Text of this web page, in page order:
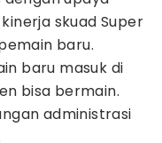
skuad Super
baru.
baru masuk di
bisa bermain.
administrasi